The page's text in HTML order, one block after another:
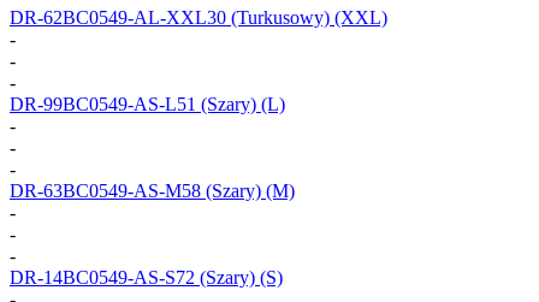
DR-62BC0549-AL-XXL30 (Turkusowy) (XXL)
-
-
-
DR-99BC0549-AS-L51 (Szary) (L)
-
-
-
DR-63BC0549-AS-M58 (Szary) (M)
-
-
-
DR-14BC0549-AS-S72 (Szary) (S)